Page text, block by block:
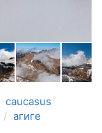
caucasus
агиге